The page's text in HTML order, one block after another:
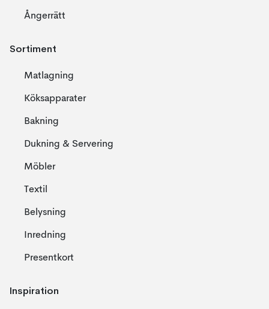
Ångerrätt
Sortiment
Matlagning
Köksapparater
Bakning
Dukning & Servering
Möbler
Textil
Belysning
Inredning
Presentkort
Inspiration